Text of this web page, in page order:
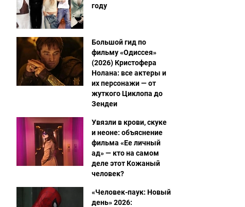
году
Большой гид по
фильму «Одиссея»
(2026) Кристофера
Нолана: все актеры и
их персонажи — от
жуткого Циклопа до
Зендеи
Увязли в крови, скуке
и неоне: объяснение
фильма «Ее личный
ад» — кто на самом
деле этот Кожаный
человек?
«Человек-паук: Новый
день» 2026: